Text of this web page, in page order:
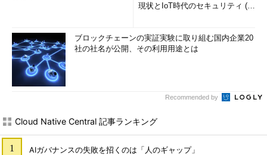
現状とIoT時代のセキュリティ (1/
ブロックチェーンの実証実験に取り組む国内企業20
社の社名が公開、その利用用途とは
Recommended by
Cloud Native Central 記事ランキング
AIガバナンスの失敗を招くのは「人のギャップ」